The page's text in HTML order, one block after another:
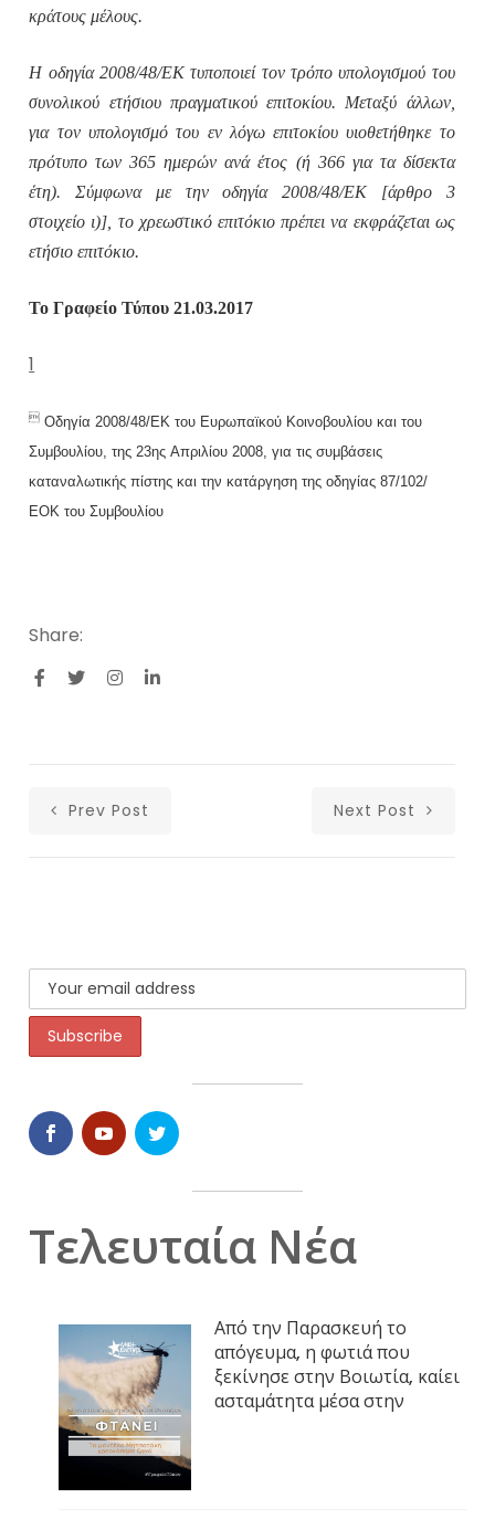
κράτους μέλους.
Η οδηγία 2008/48/ΕΚ τυποποιεί τον τρόπο υπολογισμού του
συνολικού ετήσιου πραγματικού επιτοκίου. Μεταξύ άλλων,
για τον υπολογισμό του εν λόγω επιτοκίου υιοθετήθηκε το
πρότυπο των 365 ημερών ανά έτος (ή 366 για τα δίσεκτα
έτη). Σύμφωνα με την οδηγία 2008/48/ΕΚ [άρθρο 3
στοιχείο ι)], το χρεωστικό επιτόκιο πρέπει να εκφράζεται ως
ετήσιο επιτόκιο.
Το Γραφείο Τύπου 21.03.2017
1
 Οδηγία 2008/48/ΕΚ του Ευρωπαϊκού Κοινοβουλίου και του
Συμβουλίου, της 23ης Απριλίου 2008, για τις συμβάσεις
καταναλωτικής πίστης και την κατάργηση της οδηγίας 87/102/
ΕΟΚ του Συμβουλίου
Share:
Prev Post Next Post
Τελευταία Νέα
Από την Παρασκευή το
απόγευμα, η φωτιά που
ξεκίνησε στην Βοιωτία, καίει
ασταμάτητα μέσα στην